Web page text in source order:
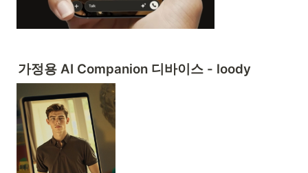
가정용 AI Companion 디바이스 - loody